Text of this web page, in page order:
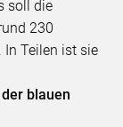
soll die
230
In Teilen ist sie
blauen